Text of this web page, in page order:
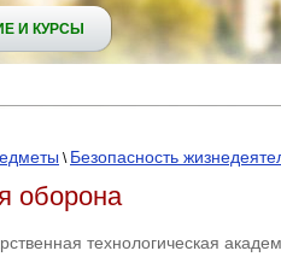
И КУРСЫ
\ Безопасность
оборона
технологическая